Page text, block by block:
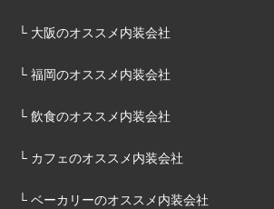
└ 大阪のオススメ内装会社
└ 福岡のオススメ内装会社
└ 飲食のオススメ内装会社
└ カフェのオススメ内装会社
└ ベーカリーのオススメ内装会社